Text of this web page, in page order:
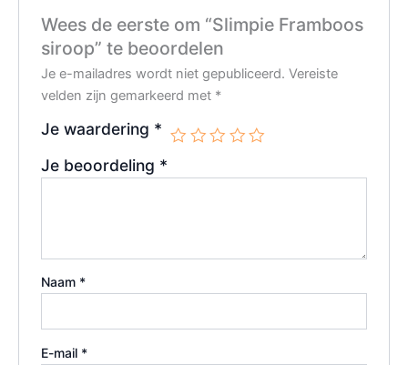
Wees de eerste om “Slimpie Framboos
siroop” te beoordelen
Je e-mailadres wordt niet gepubliceerd. Vereiste
velden zijn gemarkeerd met *
Je waardering *
Je beoordeling *
Naam *
E-mail *